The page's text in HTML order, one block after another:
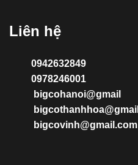
Liên hệ
0942632849
0978246001
bigcohanoi@gmail
bigcothanhhoa@gmail
bigcovinh@gmail.com